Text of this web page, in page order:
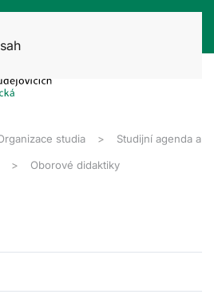
studia Studijní agenda a
Oborové didaktiky